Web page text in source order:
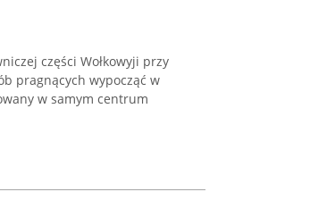
części Wołkowyji przy
pragnących wypocząć w
w samym centrum